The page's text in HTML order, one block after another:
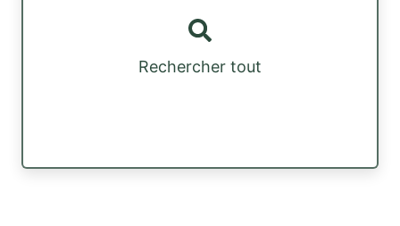
Rechercher tout